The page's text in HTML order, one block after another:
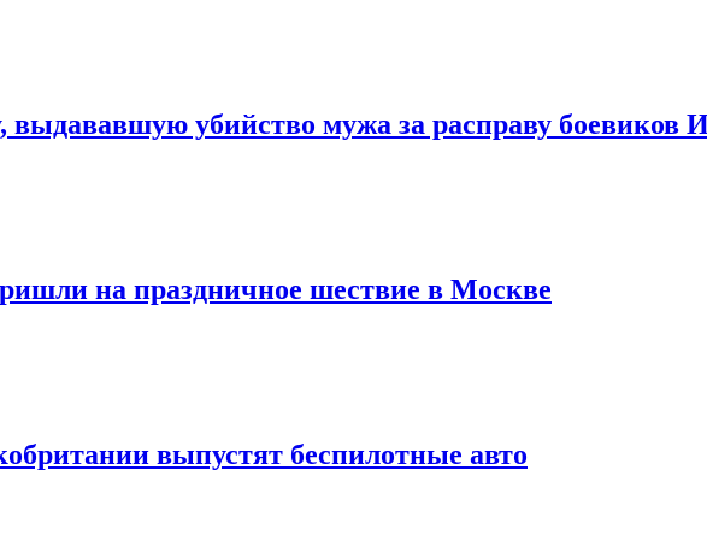
убийство мужа за расправу боевиков
на праздничное шествие в Москве
выпустят беспилотные авто